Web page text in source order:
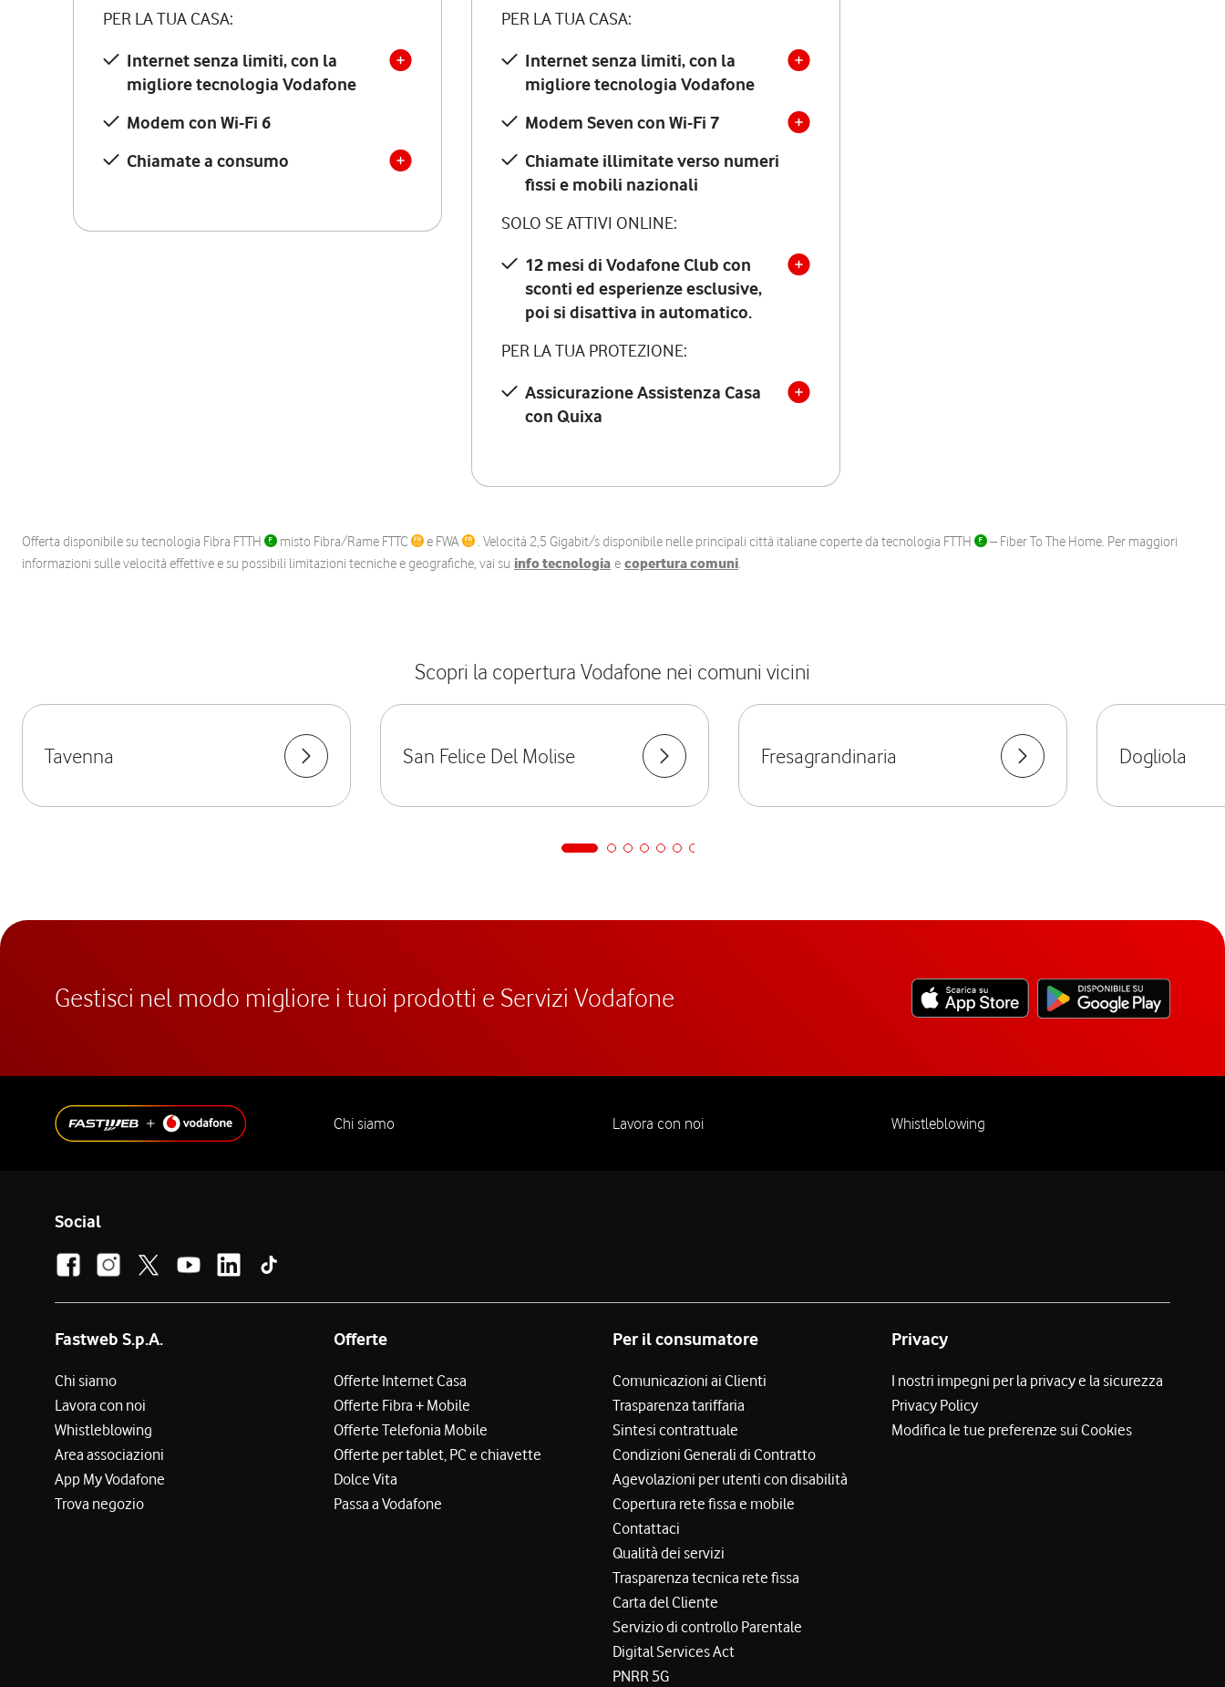
PER LA TUA CASA:
Internet senza limiti, con la
migliore tecnologia Vodafone
Modem con Wi-Fi 6
Chiamate a consumo
PER LA TUA CASA:
Internet senza limiti, con la
migliore tecnologia Vodafone
Modem Seven con Wi-Fi 7
Chiamate illimitate verso numeri
fissi e mobili nazionali
SOLO SE ATTIVI ONLINE:
12 mesi di Vodafone Club con
sconti ed esperienze esclusive,
poi si disattiva in automatico.
PER LA TUA PROTEZIONE:
Assicurazione Assistenza Casa
con Quixa
Offerta disponibile su tecnologia Fibra FTTH misto Fibra/Rame FTTC e FWA . Velocità 2,5 Gigabit/s disponibile nelle principali città italiane coperte da tecnologia FTTH
– Fiber To The Home. Per maggiori
informazioni sulle velocità effettive e su possibili limitazioni tecniche e geografiche, vai su info tecnologia e copertura comuni.
Scopri la copertura Vodafone nei comuni vicini
Tavenna San Felice Del Molise Fresagrandinaria Dogliola
Gestisci nel modo migliore i tuoi prodotti e Servizi Vodafone
Chi siamo Lavora con noi Whistleblowing
Social
Fastweb S.p.A.
Chi siamo
Lavora con noi
Whistleblowing
Area associazioni
App My Vodafone
Trova negozio
Offerte
Offerte Internet Casa
Offerte Fibra + Mobile
Offerte Telefonia Mobile
Offerte per tablet, PC e chiavette
Dolce Vita
Passa a Vodafone
Per il consumatore
Comunicazioni ai Clienti
Trasparenza tariffaria
Sintesi contrattuale
Condizioni Generali di Contratto
Agevolazioni per utenti con disabilità
Copertura rete fissa e mobile
Contattaci
Qualità dei servizi
Trasparenza tecnica rete fissa
Carta del Cliente
Servizio di controllo Parentale
Digital Services Act
PNRR 5G
Privacy
I nostri impegni per la privacy e la sicurezza
Privacy Policy
Modifica le tue preferenze sui Cookies